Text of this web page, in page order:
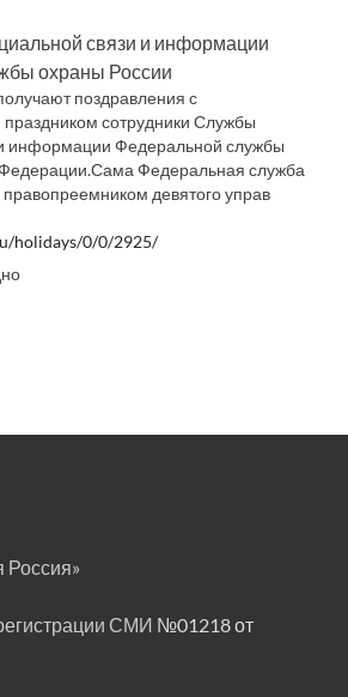
связи и информации
охраны России
поздравления с
сотрудники Службы
информации Федеральной службы
Федеральная служба
девятого управ
holidays/0/0/2925/
Россия»
СМИ №01218 от